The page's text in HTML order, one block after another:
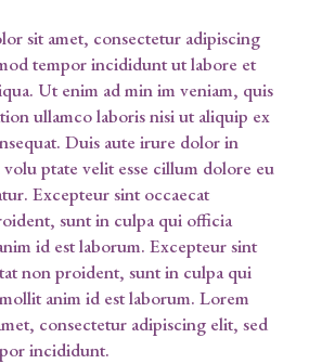
sit amet, consectetur adipiscing
tempor incididunt ut labore et
Ut enim ad min im veniam, quis
ullamco laboris nisi ut aliquip ex
Duis aute irure dolor in
ptate velit esse cillum dolore eu
Excepteur sint occaecat
sunt in culpa qui officia
id est laborum. Excepteur sint
non proident, sunt in culpa qui
anim id est laborum. Lorem
consectetur adipiscing elit, sed
incididunt.